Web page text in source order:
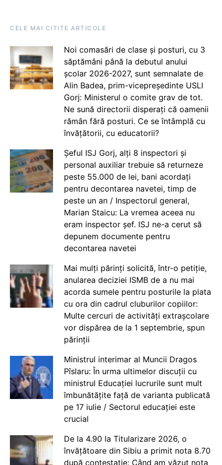
CELE MAI CITITE ARTICOLE
Noi comasări de clase și posturi, cu 3
săptămâni până la debutul anului
școlar 2026-2027, sunt semnalate de
Alin Badea, prim-vicepreședinte USLI
Gorj: Ministerul o comite grav de tot.
Ne sună directorii disperați că oamenii
rămân fără posturi. Ce se întâmplă cu
învățătorii, cu educatorii?
Șeful ISJ Gorj, alți 8 inspectori și
personal auxiliar trebuie să returneze
peste 55.000 de lei, bani acordați
pentru decontarea navetei, timp de
peste un an / Inspectorul general,
Marian Staicu: La vremea aceea nu
eram inspector șef. ISJ ne-a cerut să
depunem documente pentru
decontarea navetei
Mai mulți părinți solicită, într-o petiție,
anularea deciziei ISMB de a nu mai
acorda sumele pentru posturile la plata
cu ora din cadrul cluburilor copiilor:
Multe cercuri de activități extrașcolare
vor dispărea de la 1 septembrie, spun
părinții
Ministrul interimar al Muncii Dragos
Pîslaru: În urma ultimelor discuții cu
ministrul Educației lucrurile sunt mult
îmbunătățite față de varianta publicată
pe 17 iulie / Sectorul educației este
crucial
De la 4.90 la Titularizare 2026, o
învățătoare din Sibiu a primit nota 8.70
după contestație: Când am văzut nota